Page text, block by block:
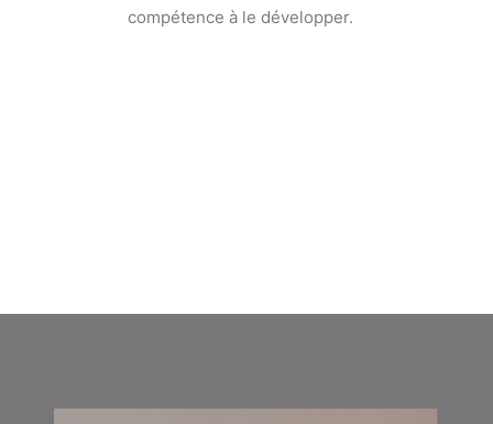
compétence à le développer.